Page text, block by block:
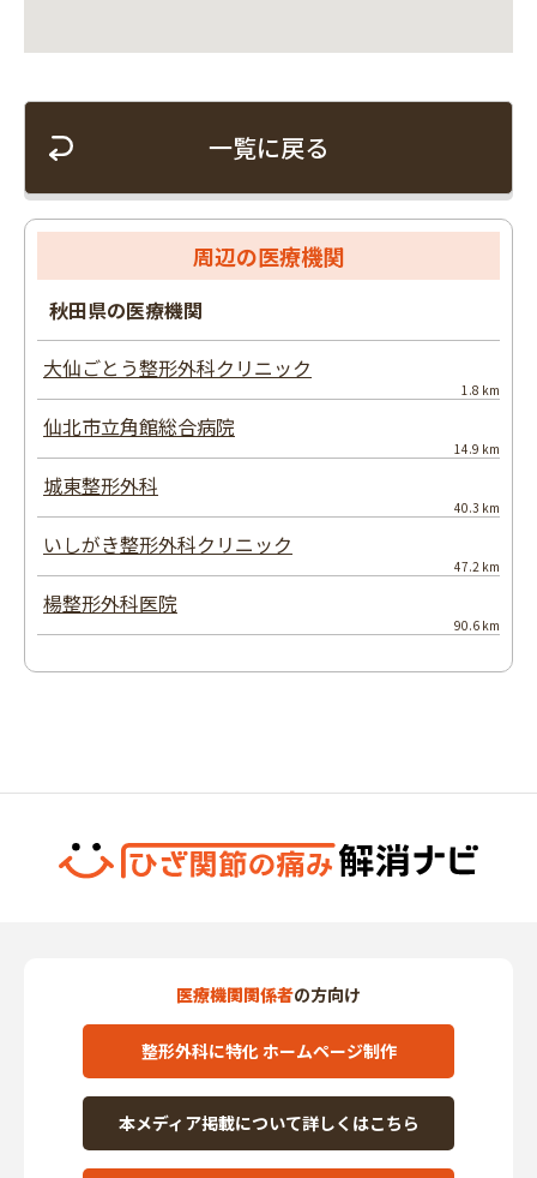
一覧に戻る
周辺の医療機関
秋田県の医療機関
大仙ごとう整形外科クリニック
1.8 km
仙北市立角館総合病院
14.9 km
城東整形外科
40.3 km
いしがき整形外科クリニック
47.2 km
楊整形外科医院
90.6 km
医療機関関係者の方向け
整形外科に特化 ホームページ制作
本メディア掲載について詳しくはこちら